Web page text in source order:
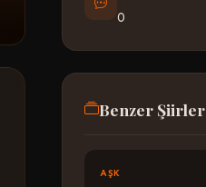
0
Benzer Şiirler
AŞK